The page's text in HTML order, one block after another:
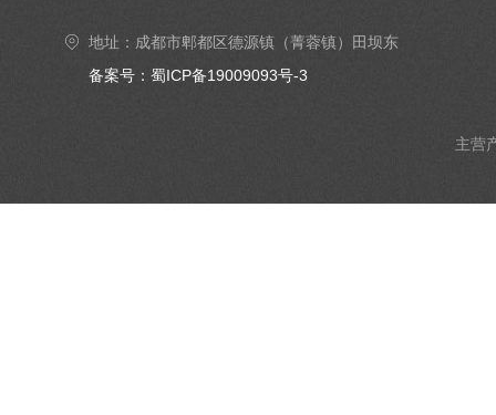
地址：成都市郫都区德源镇（菁蓉镇）田坝东
街6号4楼402号室
备案号：蜀ICP备19009093号-3
主营